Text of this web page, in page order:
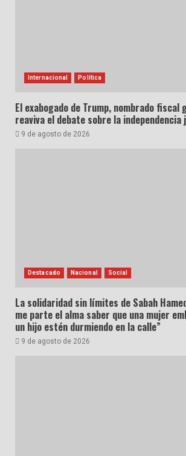
Internacional Política
El exabogado de Trump, nombrado fiscal
reaviva el debate sobre la independencia
9 de agosto de 2026
Destacado Nacional Social
La solidaridad sin límites de Sabah
me parte el alma saber que una mujer
un hijo estén durmiendo en la calle”
9 de agosto de 2026